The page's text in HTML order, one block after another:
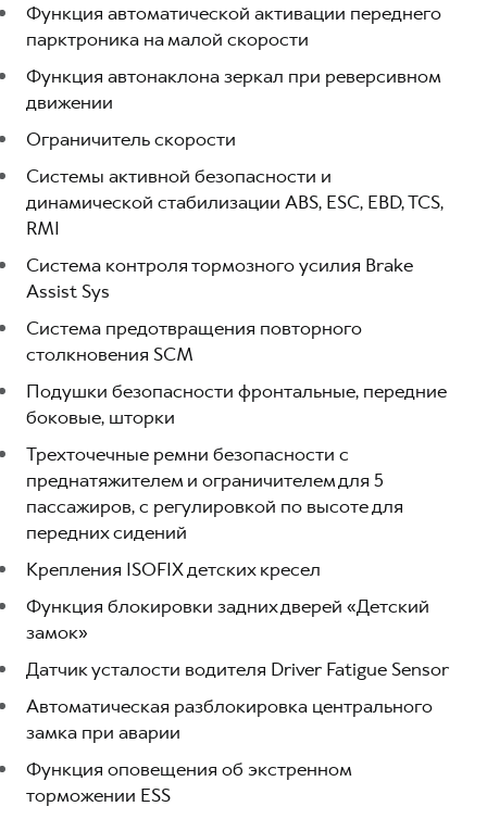
Функция автоматической активации переднего
парктроника на малой скорости
Функция автонаклона зеркал при реверсивном
движении
Ограничитель скорости
Системы активной безопасности и
динамической стабилизации ABS, ESC, EBD, TCS,
RMI
Система контроля тормозного усилия Brake
Assist Sys
Система предотвращения повторного
столкновения SCM
Подушки безопасности фронтальные, передние
боковые, шторки
Трехточечные ремни безопасности с
преднатяжителем и ограничителем для 5
пассажиров, с регулировкой по высоте для
передних сидений
Крепления ISOFIX детских кресел
Функция блокировки задних дверей «Детский
замок»
Датчик усталости водителя Driver Fatigue Sensor
Автоматическая разблокировка центрального
замка при аварии
Функция оповещения об экстренном
торможении ESS